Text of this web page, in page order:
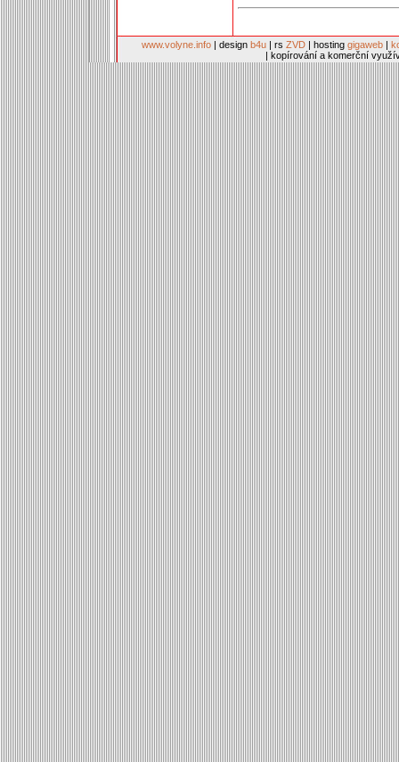
www.volyne.info | design b4u | rs ZVD | hosting gigaweb |
| kopírování a komerční